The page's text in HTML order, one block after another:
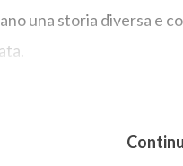
una storia diversa e